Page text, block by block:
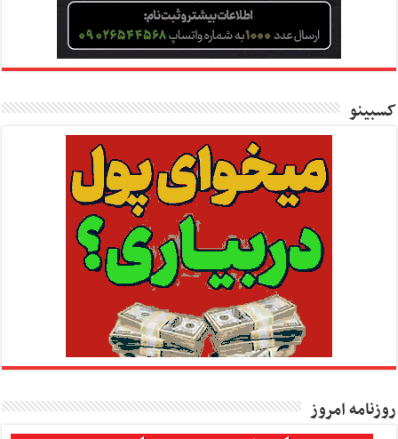
کسبینو
روزنامه امروز